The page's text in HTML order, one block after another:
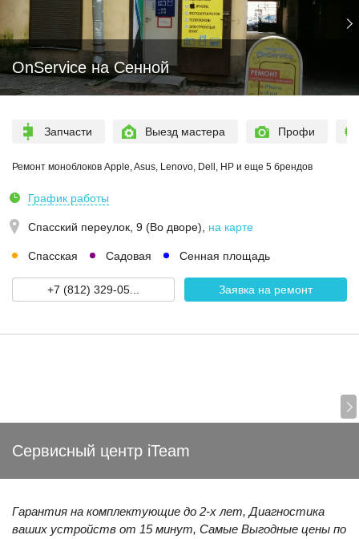
OnService на Сенной
Запчасти Выезд мастера Профи
Ремонт моноблоков Apple, Asus, Lenovo, Dell, HP и еще 5 брендов
График работы
Спасский переулок, 9 (Во дворе) на карте
Спасская Садовая Сенная площадь
+7 (812) 329-05... Заявка на ремонт
Сервисный центр iTeam
Гарантия на комплектующие до 2-х лет, Диагностика
ваших устройств от 15 минут, Самые Выгодные цены по